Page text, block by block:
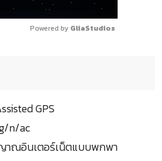
Powered by GliaStudios
GPS
n/ac
ณอินเตอร์เน็ตแบบพกพา